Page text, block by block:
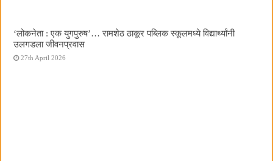
‌‘लोकनेता : एक युगपुरुष‌’… रामशेठ ठाकूर पब्लिक स्कूलमध्ये विद्यार्थ्यांनी
उलगडला जीवनप्रवास
27th April 2026